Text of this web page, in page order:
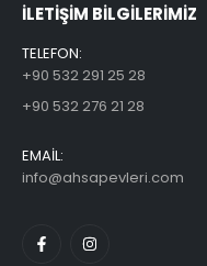
ILETİŞİM BİLGİLERİMİZ
TELEFON:
+90 532 291 25 28
+90 532 276 21 28
EMAİL:
info@ahsapevleri.com